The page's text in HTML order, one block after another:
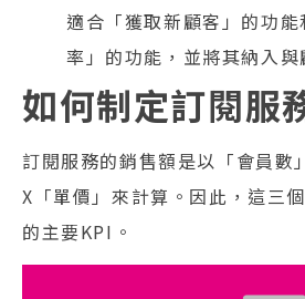
適合「獲取新顧客」的功
率」的功能，並將其納入與
如何制定訂閱服
訂閱服務的銷售額是以「會員數
X「單價」來計算。因此，這三
的主要KPI。